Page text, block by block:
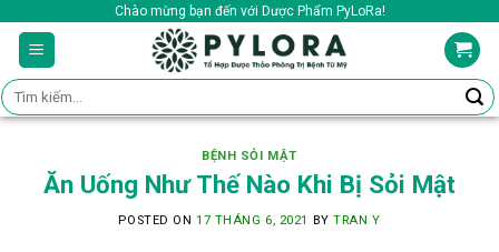
content
Chào mừng bạn đến với Dược Phẩm PyLoRa!
Tìm
kiếm:
BỆNH SỎI MẬT
Ăn Uống Như Thế Nào Khi Bị Sỏi Mật
POSTED ON 17 THÁNG 6, 2021 BYTRAN Y